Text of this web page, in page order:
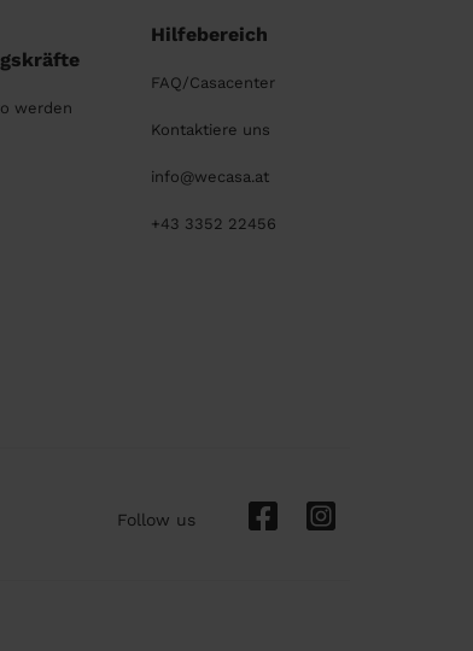
werden
Hilfebereich
FAQ/Casacenter
Kontaktiere uns
info@wecasa.at
+43 3352 22456
Follow us